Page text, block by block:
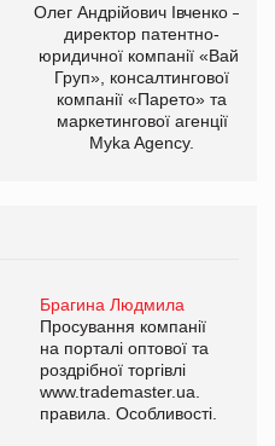
Олег Андрійович Івченко —
директор патентно-
юридичної компанії «Вайз
Груп», консалтингової
компанії «Парето» та
маркетингової агенції
Myka Agency.
Брагина Людмила
Просування компанії
на порталі оптової та
роздрібної торгівлі
www.trademaster.ua.
правила. Особливості.